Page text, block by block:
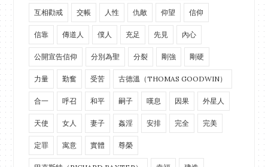
互相勸戒 交帳 人性 仇敵 仰望 信仰
信靠 傳道人 僕人 充足 先見 內心
公開宣告信仰 分別為聖 分裂 剛強 剛硬
力量 勤奮 受苦 古德溫（THOMAS GOODWIN）
合一 呼召 和平 嗣子 嘆息 因果 外星人
天使 女人 妻子 姦淫 安排 完全 完美
定罪 寓意 實體 尊榮